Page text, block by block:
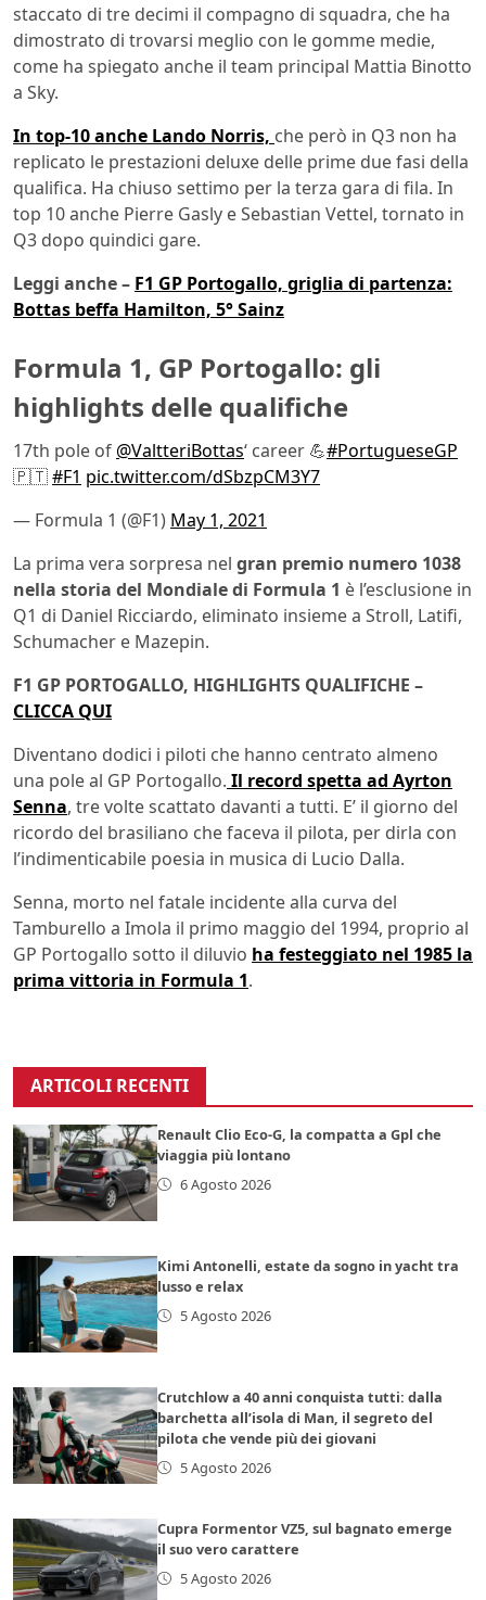
staccato di tre decimi il compagno di squadra, che ha
dimostrato di trovarsi meglio con le gomme medie,
come ha spiegato anche il team principal Mattia Binotto
a Sky.
In top-10 anche Lando Norris, che però in Q3 non ha
replicato le prestazioni deluxe delle prime due fasi della
qualifica. Ha chiuso settimo per la terza gara di fila. In
top 10 anche Pierre Gasly e Sebastian Vettel, tornato in
Q3 dopo quindici gare.
Leggi anche – F1 GP Portogallo, griglia di partenza:
Bottas beffa Hamilton, 5° Sainz
Formula 1, GP Portogallo: gli
highlights delle qualifiche
17th pole of @ValtteriBottas‘ career 💪#PortugueseGP
🇵🇹#F1 pic.twitter.com/dSbzpCM3Y7
— Formula 1 (@F1) May 1, 2021
La prima vera sorpresa nel gran premio numero 1038
nella storia del Mondiale di Formula 1 è l’esclusione in
Q1 di Daniel Ricciardo, eliminato insieme a Stroll, Latifi,
Schumacher e Mazepin.
F1 GP PORTOGALLO, HIGHLIGHTS QUALIFICHE –
CLICCA QUI
Diventano dodici i piloti che hanno centrato almeno
una pole al GP Portogallo. Il record spetta ad Ayrton
Senna, tre volte scattato davanti a tutti. E’ il giorno del
ricordo del brasiliano che faceva il pilota, per dirla con
l’indimenticabile poesia in musica di Lucio Dalla.
Senna, morto nel fatale incidente alla curva del
Tamburello a Imola il primo maggio del 1994, proprio al
GP Portogallo sotto il diluvio ha festeggiato nel 1985 la
prima vittoria in Formula 1.
ARTICOLI RECENTI
Renault Clio Eco-G, la compatta a Gpl che
viaggia più lontano
6 Agosto 2026
Kimi Antonelli, estate da sogno in yacht tra
lusso e relax
5 Agosto 2026
Crutchlow a 40 anni conquista tutti: dalla
barchetta all’isola di Man, il segreto del
pilota che vende più dei giovani
5 Agosto 2026
Cupra Formentor VZ5, sul bagnato emerge
il suo vero carattere
5 Agosto 2026